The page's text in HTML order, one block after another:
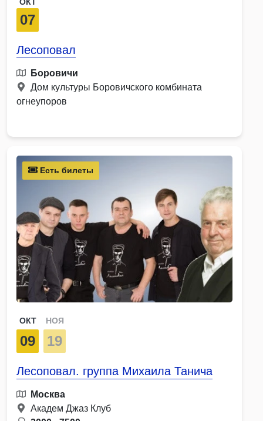
07
Лесоповал
Боровичи
Дом культуры Боровичского комбината
огнеупоров
Есть билеты
ОКТ
09
НОЯ
19
Лесоповал. группа Михаила Танича
Москва
Академ Джаз Клуб